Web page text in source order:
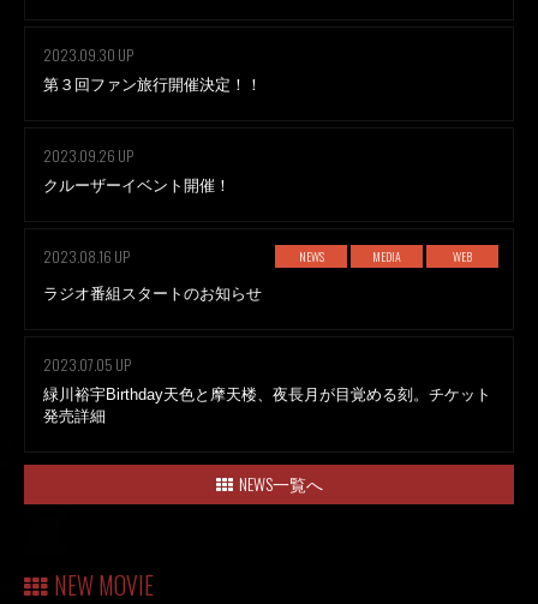
2023.09.30 UP
第３回ファン旅行開催決定！！
2023.09.26 UP
クルーザーイベント開催！
2023.08.16 UP NEWS MEDIA WEB
ラジオ番組スタートのお知らせ
2023.07.05 UP
緑川裕宇Birthday天色と摩天楼、夜長月が目覚める刻。チケット
発売詳細
NEWS一覧へ
NEW MOVIE